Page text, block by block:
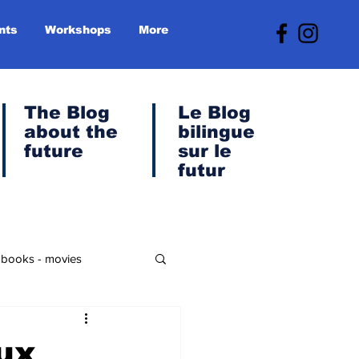
Workshops More
The Blog
about the
future
Le Blog
bilingue
sur le
futur
- movies
& Green Transition